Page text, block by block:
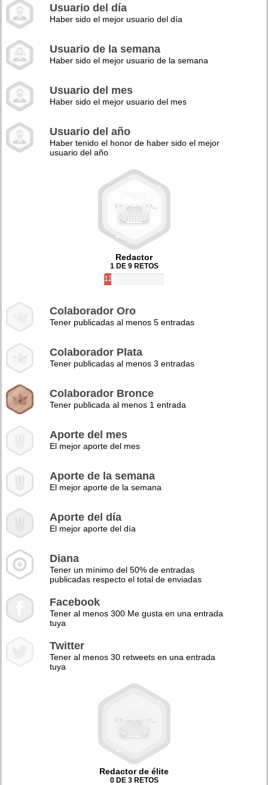
Usuario del día
Haber sido el mejor usuario del día
Usuario de la semana
Haber sido el mejor usuario de la semana
Usuario del mes
Haber sido el mejor usuario del mes
Usuario del año
Haber tenido el honor de haber sido el mejor
usuario del año
Redactor
1 DE 9 RETOS
12%
Colaborador Oro
Tener publicadas al menos 5 entradas
Colaborador Plata
Tener publicadas al menos 3 entradas
Colaborador Bronce
Tener publicada al menos 1 entrada
Aporte del mes
El mejor aporte del mes
Aporte de la semana
El mejor aporte de la semana
Aporte del día
El mejor aporte del día
Diana
Tener un mínimo del 50% de entradas
publicadas respecto el total de enviadas
Facebook
Tener al menos 300 Me gusta en una entrada
tuya
Twitter
Tener al menos 30 retweets en una entrada
tuya
Redactor de élite
0 DE 3 RETOS